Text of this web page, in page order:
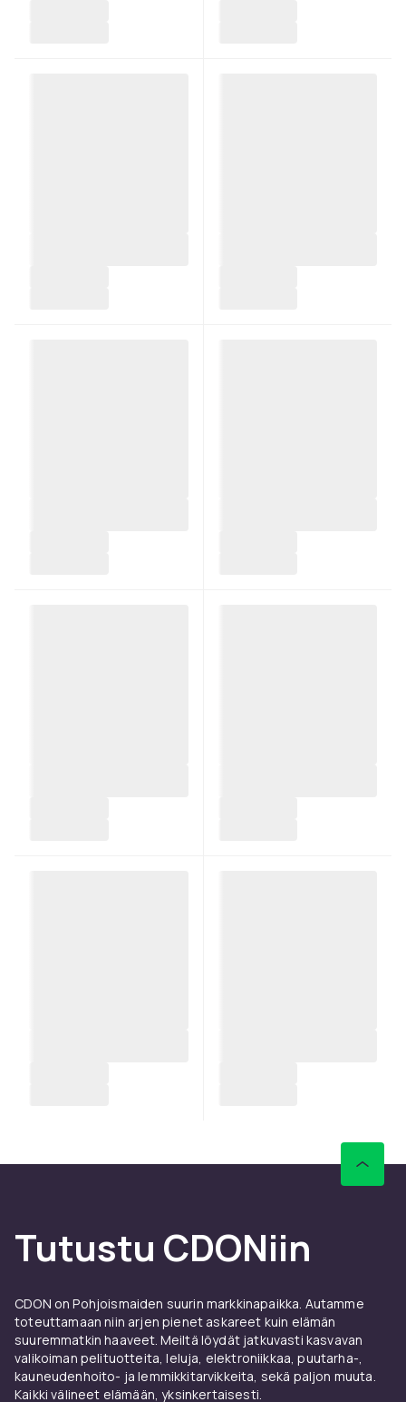
Tutustu CDONiin
CDON on Pohjoismaiden suurin markkinapaikka. Autamme
toteuttamaan niin arjen pienet askareet kuin elämän
suuremmatkin haaveet. Meiltä löydät jatkuvasti kasvavan
valikoiman pelituotteita, leluja, elektroniikkaa, puutarha-,
kauneudenhoito- ja lemmikkitarvikkeita, sekä paljon muuta.
Kaikki välineet elämään, yksinkertaisesti.